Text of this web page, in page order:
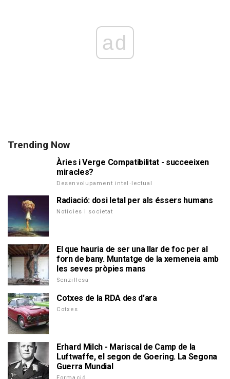
ad
Trending Now
Àries i Verge Compatibilitat - succeeixen
miracles?
Desenvolupament intel·lectual
Radiació: dosi letal per als éssers humans
Notícies i societat
El que hauria de ser una llar de foc per al
forn de bany. Muntatge de la xemeneia amb
les seves pròpies mans
Senzillesa
Cotxes de la RDA des d'ara
Cotxes
Erhard Milch - Mariscal de Camp de la
Luftwaffe, el segon de Goering. La Segona
Guerra Mundial
Formació